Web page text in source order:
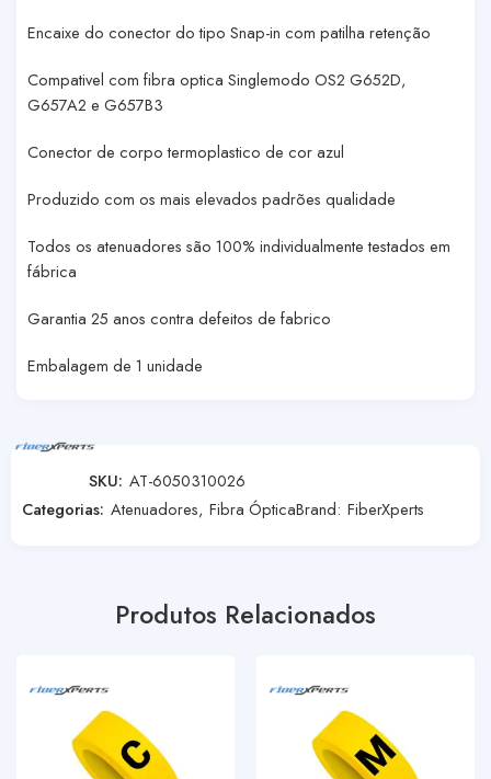
Encaixe do conector do tipo Snap-in com patilha retenção
Compativel com fibra optica Singlemodo OS2 G652D,
G657A2 e G657B3
Conector de corpo termoplastico de cor azul
Produzido com os mais elevados padrões qualidade
Todos os atenuadores são 100% individualmente testados em
fábrica
Garantia 25 anos contra defeitos de fabrico
Embalagem de 1 unidade
SKU: AT-6050310026
Categorias: Atenuadores, Fibra ÓpticaBrand: FiberXperts
Produtos Relacionados